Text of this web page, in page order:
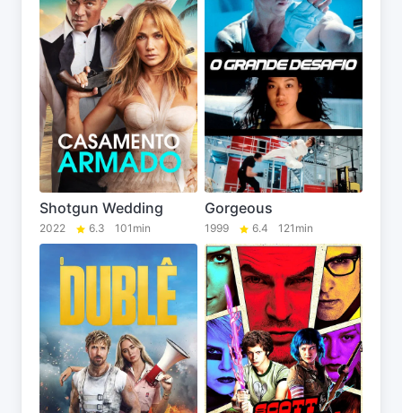
Shotgun Wedding
2022 6.3 101min
Gorgeous
1999 6.4 121min